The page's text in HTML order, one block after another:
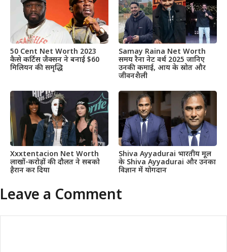
50 Cent Net Worth 2023
कैसे कर्टिस जैक्सन ने बनाई $60
मिलियन की समृद्धि
Samay Raina Net Worth
समय रैना नेट वर्थ 2025 जानिए
उनकी कमाई, आय के स्रोत और
जीवनशैली
Xxxtentacion Net Worth
लाखों-करोड़ों की दौलत ने सबको
हैरान कर दिया
Shiva Ayyadurai भारतीय मूल
के Shiva Ayyadurai और उनका
विज्ञान में योगदान
Leave a Comment